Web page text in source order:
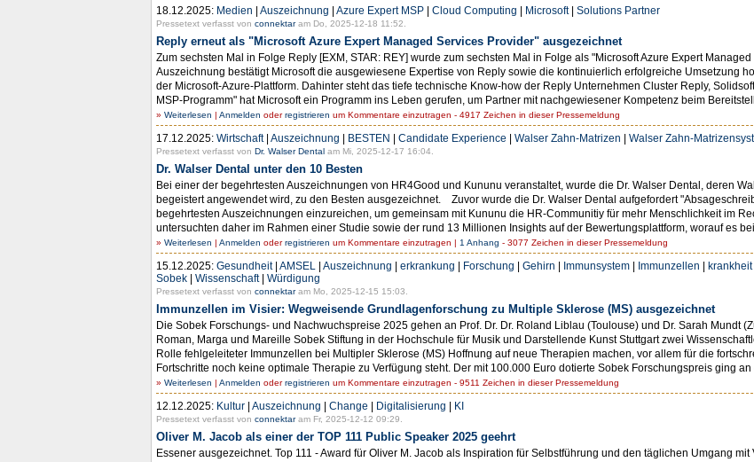
18.12.2025: Medien | Auszeichnung | Azure Expert MSP | Cloud Computing | Microsoft| Solutions Partner
Pressetext verfasst von connektaram Do, 2025-12-18 11:52.
Reply erneut als "Microsoft Azure Expert Managed Services Provider" ausgezeichnet
Zum sechsten Mal in Folge Reply [EXM, STAR: REY] wurde zum sechsten Mal in Folge als "Microsoft Azure Expert
Auszeichnung bestätigt Microsoft die ausgewiesene Expertise von Reply sowie die kontinuierlich erfolgreiche Umsetzung
der Microsoft-Azure-Plattform. Dahinter steht das tiefe technische Know-how der Reply Unternehmen Cluster Reply,
MSP-Programm" hat Microsoft ein Programm ins Leben gerufen, um Partner mit nachgewiesener Kompetenz beim
» Weiterlesen | Anmelden oderregistrieren um Kommentare einzutragen - 4917 Zeichen in dieser Pressemeldung
17.12.2025: Wirtschaft| Auszeichnung | BESTEN | Candidate Experience | Walser Zahn-Matrizen | Walser Zahn-
Pressetext verfasst von Dr. Walser Dental am Mi, 2025-12-17 16:04.
Dr. Walser Dental unter den 10 Besten
Bei einer der begehrtesten Auszeichnungen von HR4Good und Kununu veranstaltet, wurde die Dr. Walser Dental, deren
begeistert angewendet wird, zu den Besten ausgezeichnet. Zuvor wurde die Dr. Walser Dental aufgefordert
begehrtesten Auszeichnungen einzureichen, um gemeinsam mit Kununu die HR-Communitiy für mehr Menschlichkeit im
untersuchten daher im Rahmen einer Studie sowie der rund 13 Millionen Insights auf der Bewertungsplattform, worauf es
» Weiterlesen | Anmelden oderregistrieren um Kommentare einzutragen | 1 Anhang - 3077 Zeichen in dieser Pressemeldung
15.12.2025: Gesundheit| AMSEL | Auszeichnung | erkrankung | Forschung | Gehirn | Immunsystem | Immunzellen | krankheit
Sobek | Wissenschaft| Würdigung
Pressetext verfasst von connektaram Mo, 2025-12-15 15:03.
Immunzellen im Visier: Wegweisende Grundlagenforschung zu Multiple Sklerose (MS) ausgezeichnet
Die Sobek Forschungs- und Nachwuchspreise 2025 gehen an Prof. Dr. Dr. Roland Liblau (Toulouse) und Dr. Sarah Mundt
Roman, Marga und Mareille Sobek Stiftung in der Hochschule für Musik und Darstellende Kunst Stuttgart zwei
Rolle fehlgeleiteter Immunzellen bei Multipler Sklerose (MS) Hoffnung auf neue Therapien machen, vor allem für die
Fortschritte noch keine optimale Therapie zu Verfügung steht. Der mit 100.000 Euro dotierte Sobek Forschungspreis ging
» Weiterlesen | Anmelden oderregistrieren um Kommentare einzutragen - 9511 Zeichen in dieser Pressemeldung
12.12.2025: Kultur | Auszeichnung | Change | Digitalisierung | KI
Pressetext verfasst von connektaram Fr, 2025-12-12 09:29.
Oliver M. Jacob als einer der TOP 111 Public Speaker 2025 geehrt
Essener ausgezeichnet. Top 111 - Award für Oliver M. Jacob als Inspiration für Selbstführung und den täglichen Umgang